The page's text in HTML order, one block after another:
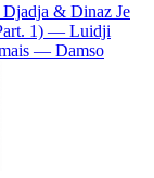
& Dinaz Je
1) — Luidji
— Damso